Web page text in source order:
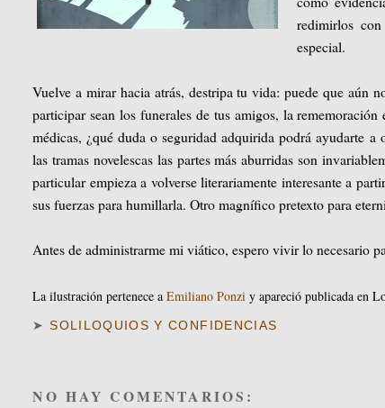
redimirlos
especial.
Vuelve a mirar hacia atrás, destripa tu vida: puede que aún
participar sean los funerales de tus amigos, la
médicas, ¿qué duda o seguridad adquirida podrá ayudarte
las tramas novelescas las partes más aburridas son
particular empieza a volverse literariamente interesante a
sus fuerzas para humillarla. Otro magnífico pretexto para
Antes de administrarme mi viático, espero vivir lo necesario
La ilustración pertenece aEmiliano Ponzi y apareció publicada en
➤SOLILOQUIOS Y CONFIDENCIAS
NO HAY COMENTARIOS: